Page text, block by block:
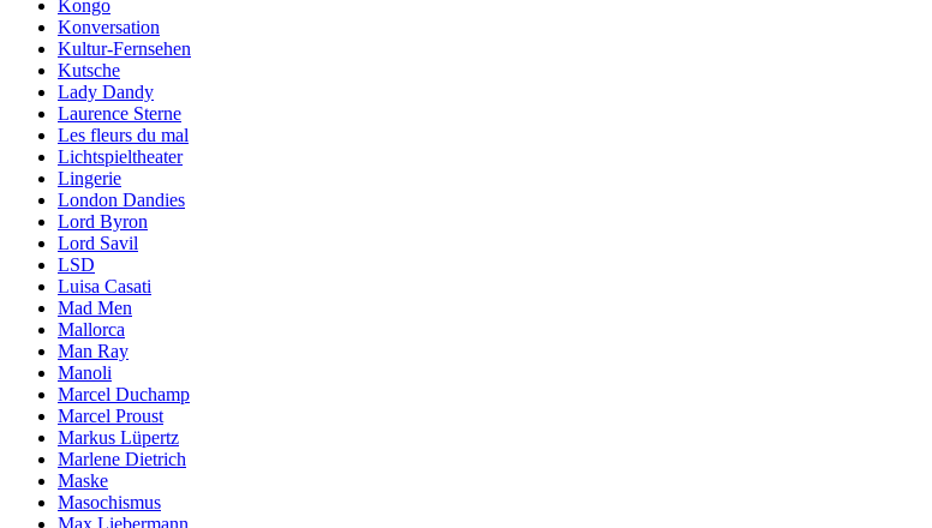
Kongo
Konversation
Kultur-Fernsehen
Kutsche
Lady Dandy
Laurence Sterne
Les fleurs du mal
Lichtspieltheater
Lingerie
London Dandies
Lord Byron
Lord Savil
LSD
Luisa Casati
Mad Men
Mallorca
Man Ray
Manoli
Marcel Duchamp
Marcel Proust
Markus Lüpertz
Marlene Dietrich
Maske
Masochismus